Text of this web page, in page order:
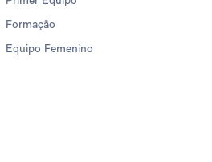
Formação
Equipo Femenino